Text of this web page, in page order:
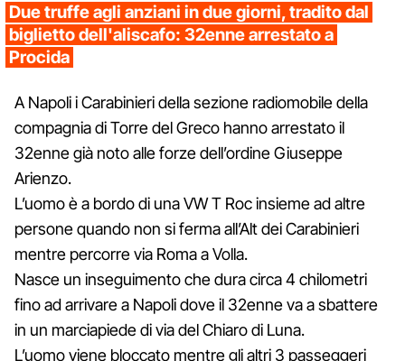
Due truffe agli anziani in due giorni, tradito dal
biglietto dell'aliscafo: 32enne arrestato a
Procida
A Napoli i Carabinieri della sezione radiomobile della
compagnia di Torre del Greco hanno arrestato il
32enne già noto alle forze dell’ordine Giuseppe
Arienzo.
L’uomo è a bordo di una VW T Roc insieme ad altre
persone quando non si ferma all’Alt dei Carabinieri
mentre percorre via Roma a Volla.
Nasce un inseguimento che dura circa 4 chilometri
fino ad arrivare a Napoli dove il 32enne va a sbattere
in un marciapiede di via del Chiaro di Luna.
L’uomo viene bloccato mentre gli altri 3 passeggeri